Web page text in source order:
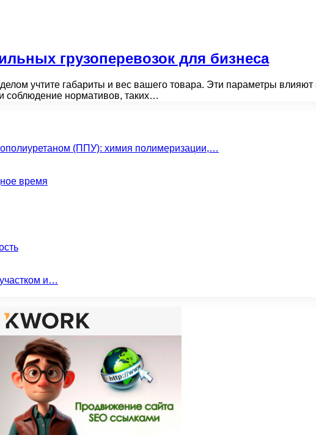
грузоперевозок для бизнеса
учтите габариты и вес вашего товара. Эти параметры
соблюдение нормативов, таких…
(ППУ): химия полимеризации,…
время
и…